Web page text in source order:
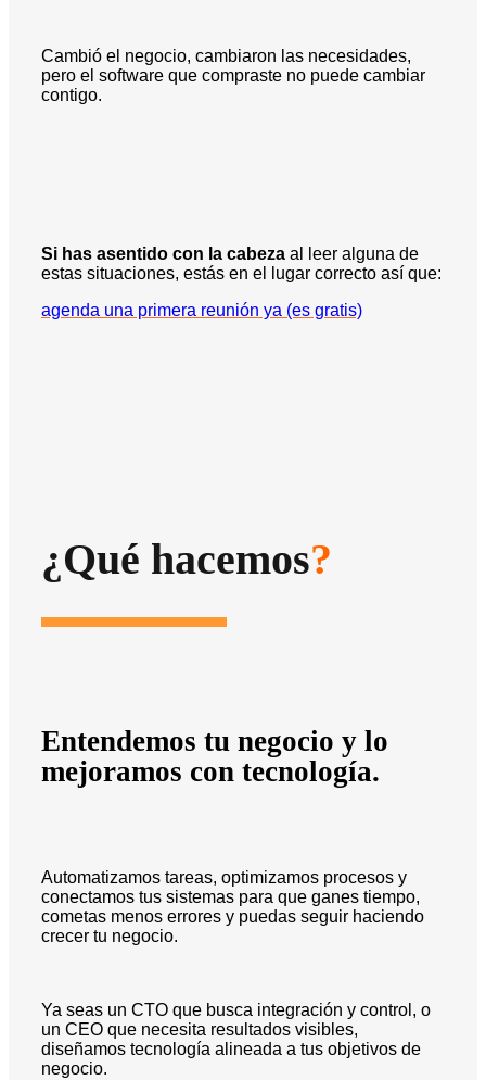
Cambió el negocio, cambiaron las necesidades,
pero el software que compraste no puede cambiar
contigo.
Si has asentido con la cabeza al leer alguna de
estas situaciones, estás en el lugar correcto así que:
agenda una primera reunión ya (es gratis)
¿Qué hacemos?
Entendemos tu negocio y lo
mejoramos con tecnología.
Automatizamos tareas, optimizamos procesos y
conectamos tus sistemas para que ganes tiempo,
cometas menos errores y puedas seguir haciendo
crecer tu negocio.
Ya seas un CTO que busca integración y control, o
un CEO que necesita resultados visibles,
diseñamos tecnología alineada a tus objetivos de
negocio.